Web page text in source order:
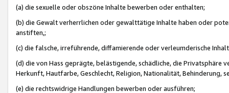
(a) die sexuelle oder obszöne Inhalte bewerben oder enthalten;
(b) die Gewalt verherrlichen oder gewalttätige Inhalte haben oder
anstiften,;
(c) die falsche, irreführende, diffamierende oder verleumderische
(d) die von Hass geprägte, belästigende, schädliche, die Privatsphäre
Herkunft, Hautfarbe, Geschlecht, Religion, Nationalität, Behinderung,
(e) die rechtswidrige Handlungen bewerben oder ausführen;